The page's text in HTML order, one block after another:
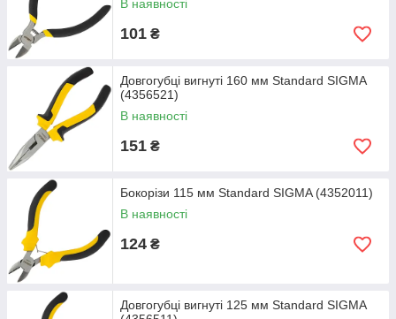
В наявності
101 ₴
Довгогубці вигнуті 160 мм Standard SIGMA
(4356521)
В наявності
151 ₴
Бокорізи 115 мм Standard SIGMA (4352011)
В наявності
124 ₴
Довгогубці вигнуті 125 мм Standard SIGMA